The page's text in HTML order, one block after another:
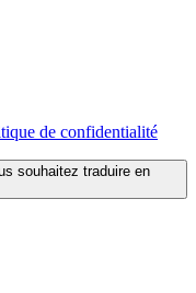
de confidentialité
souhaitez traduire en